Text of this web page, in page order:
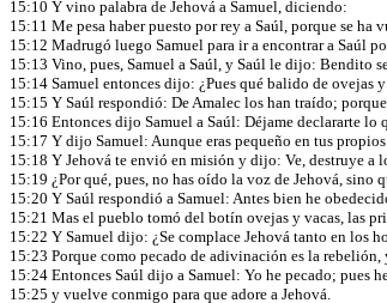
15:10 Y vino palabra de Jehová a Samuel, diciendo:
15:11 Me pesa haber puesto por rey a Saúl, porque se
15:12 Madrugó luego Samuel para ir a encontrar a Saúl
15:13 Vino, pues, Samuel a Saúl, y Saúl le dijo: Bendito
15:14 Samuel entonces dijo: ¿Pues qué balido de ovejas
15:15 Y Saúl respondió: De Amalec los han traído;
15:16 Entonces dijo Samuel a Saúl: Déjame declararte
15:17 Y dijo Samuel: Aunque eras pequeño en tus
15:18 Y Jehová te envió en misión y dijo: Ve, destruye a
15:19 ¿Por qué, pues, no has oído la voz de Jehová,
15:20 Y Saúl respondió a Samuel: Antes bien he
15:21 Mas el pueblo tomó del botín ovejas y vacas, las
15:22 Y Samuel dijo: ¿Se complace Jehová tanto en los
15:23 Porque como pecado de adivinación es la
15:24 Entonces Saúl dijo a Samuel: Yo he pecado; pues
15:25 y vuelve conmigo para que adore a Jehová.